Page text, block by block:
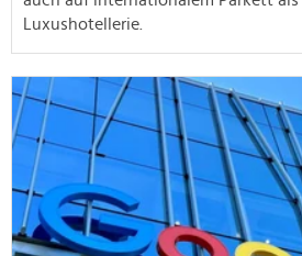
Luxushotellerie.